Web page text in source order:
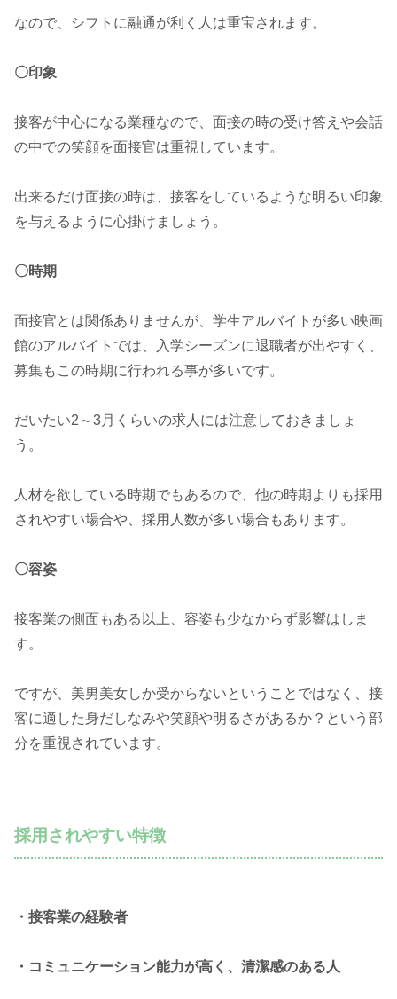
なので、シフトに融通が利く人は重宝されます。
〇印象
接客が中心になる業種なので、面接の時の受け答えや会話
の中での笑顔を面接官は重視しています。
出来るだけ面接の時は、接客をしているような明るい印象
を与えるように心掛けましょう。
〇時期
面接官とは関係ありませんが、学生アルバイトが多い映画
館のアルバイトでは、入学シーズンに退職者が出やすく、
募集もこの時期に行われる事が多いです。
だいたい2～3月くらいの求人には注意しておきましょ
う。
人材を欲している時期でもあるので、他の時期よりも採用
されやすい場合や、採用人数が多い場合もあります。
〇容姿
接客業の側面もある以上、容姿も少なからず影響はしま
す。
ですが、美男美女しか受からないということではなく、接
客に適した身だしなみや笑顔や明るさがあるか？という部
分を重視されています。
採用されやすい特徴
・接客業の経験者
・コミュニケーション能力が高く、清潔感のある人